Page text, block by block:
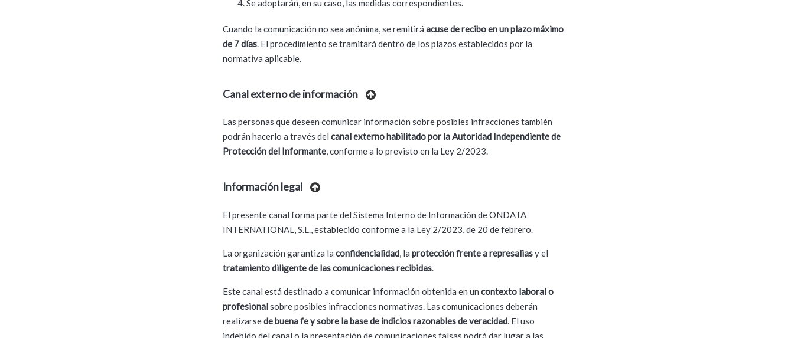
Se adoptarán, en su caso, las medidas correspondientes.
Cuando la comunicación no sea anónima, se remitiráacuse de recibo en un plazo máximo
de 7 días. El procedimiento se tramitará dentro de los plazos establecidos por la
normativa aplicable.
Canal externo de información
Las personas que deseen comunicar información sobre posibles infracciones también
podrán hacerlo a través delcanal externo habilitado por la Autoridad Independiente de
Protección del Informante, conforme a lo previsto en la Ley 2/2023.
Información legal
El presente canal forma parte del Sistema Interno de Información de ONDATA
INTERNATIONAL, S.L., establecido conforme a la Ley 2/2023, de 20 de febrero.
La organización garantiza laconfidencialidad, laprotección frente a represaliasy el
tratamiento diligente de las comunicaciones recibidas.
Este canal está destinado a comunicar información obtenida en uncontexto laboral o
profesionalsobre posibles infracciones normativas. Las comunicaciones deberán
realizarsede buena fe y sobre la base de indicios razonables de veracidad. El uso
indebido del canal o la presentación de comunicaciones falsas podrá dar lugar a las